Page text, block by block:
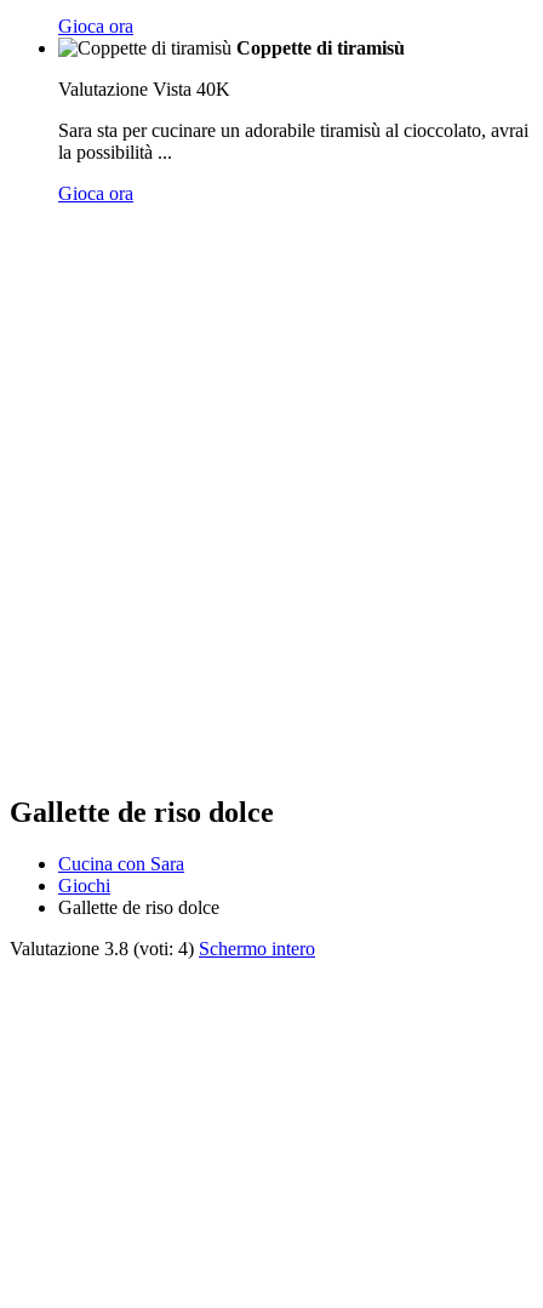
Gioca ora
Coppette di tiramisù
Valutazione Vista 40K
Sara sta per cucinare un adorabile tiramisù al cioccolato, avrai
la possibilità ...
Gioca ora
Gallette de riso dolce
Cucina con Sara
Giochi
Gallette de riso dolce
Valutazione 3.8 (voti: 4) Schermo intero